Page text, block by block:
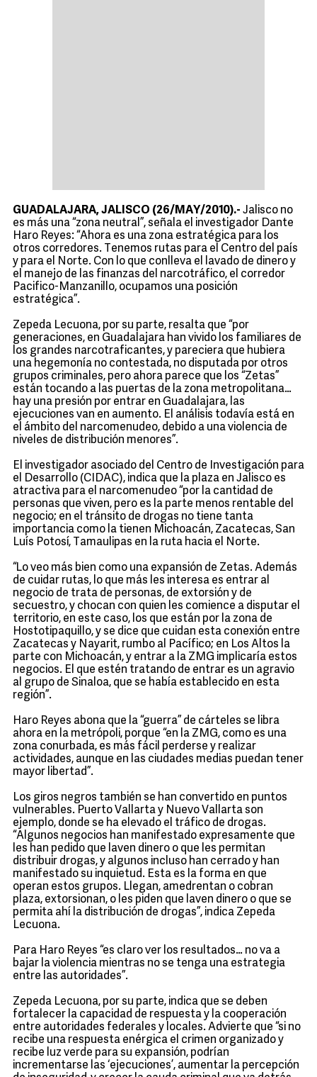
GUADALAJARA, JALISCO (26/MAY/2010).- Jalisco no
es más una “zona neutral”, señala el investigador Dante
Haro Reyes: “Ahora es una zona estratégica para los
otros corredores. Tenemos rutas para el Centro del país
y para el Norte. Con lo que conlleva el lavado de dinero y
el manejo de las finanzas del narcotráfico, el corredor
Pacifico-Manzanillo, ocupamos una posición
estratégica”.
Zepeda Lecuona, por su parte, resalta que “por
generaciones, en Guadalajara han vivido los familiares de
los grandes narcotraficantes, y pareciera que hubiera
una hegemonía no contestada, no disputada por otros
grupos criminales, pero ahora parece que los “Zetas”
están tocando a las puertas de la zona metropolitana…
hay una presión por entrar en Guadalajara, las
ejecuciones van en aumento. El análisis todavía está en
el ámbito del narcomenudeo, debido a una violencia de
niveles de distribución menores”.
El investigador asociado del Centro de Investigación para
el Desarrollo (CIDAC), indica que la plaza en Jalisco es
atractiva para el narcomenudeo “por la cantidad de
personas que viven, pero es la parte menos rentable del
negocio; en el tránsito de drogas no tiene tanta
importancia como la tienen Michoacán, Zacatecas, San
Luís Potosí, Tamaulipas en la ruta hacia el Norte.
“Lo veo más bien como una expansión de Zetas. Además
de cuidar rutas, lo que más les interesa es entrar al
negocio de trata de personas, de extorsión y de
secuestro, y chocan con quien les comience a disputar el
territorio, en este caso, los que están por la zona de
Hostotipaquillo, y se dice que cuidan esta conexión entre
Zacatecas y Nayarit, rumbo al Pacífico; en Los Altos la
parte con Michoacán, y entrar a la ZMG implicaría estos
negocios. El que estén tratando de entrar es un agravio
al grupo de Sinaloa, que se había establecido en esta
región”.
Haro Reyes abona que la “guerra” de cárteles se libra
ahora en la metrópoli, porque “en la ZMG, como es una
zona conurbada, es más fácil perderse y realizar
actividades, aunque en las ciudades medias puedan tener
mayor libertad”.
Los giros negros también se han convertido en puntos
vulnerables. Puerto Vallarta y Nuevo Vallarta son
ejemplo, donde se ha elevado el tráfico de drogas.
“Algunos negocios han manifestado expresamente que
les han pedido que laven dinero o que les permitan
distribuir drogas, y algunos incluso han cerrado y han
manifestado su inquietud. Esta es la forma en que
operan estos grupos. Llegan, amedrentan o cobran
plaza, extorsionan, o les piden que laven dinero o que se
permita ahí la distribución de drogas”, indica Zepeda
Lecuona.
Para Haro Reyes “es claro ver los resultados… no va a
bajar la violencia mientras no se tenga una estrategia
entre las autoridades”.
Zepeda Lecuona, por su parte, indica que se deben
fortalecer la capacidad de respuesta y la cooperación
entre autoridades federales y locales. Advierte que “si no
recibe una respuesta enérgica el crimen organizado y
recibe luz verde para su expansión, podrían
incrementarse las ‘ejecuciones’, aumentar la percepción